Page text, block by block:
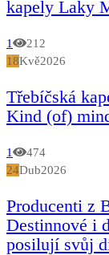
kapely Laky
1
212
18Kvě2026
Třebíčská
Kind (of)
1
474
24Dub2026
Producenti z
Destinnové i
posilují svůj